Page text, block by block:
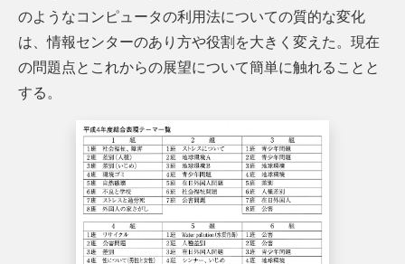
のようなコンピュータの利用法についての質的な変化
は、情報センターのあり方や役割を大きく変えた。現在
の問題点とこれからの展望について簡単に触れることと
する。